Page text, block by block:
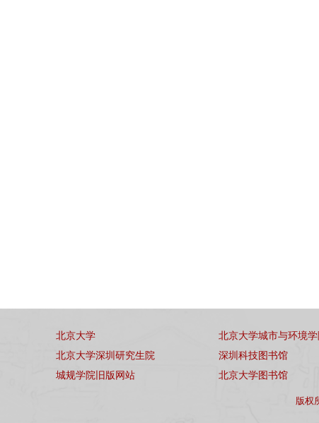
北京大学
北京大学深圳研究生院
城规学院旧版网站
北京大学城市与环境学
深圳科技图书馆
北京大学图书馆
版权